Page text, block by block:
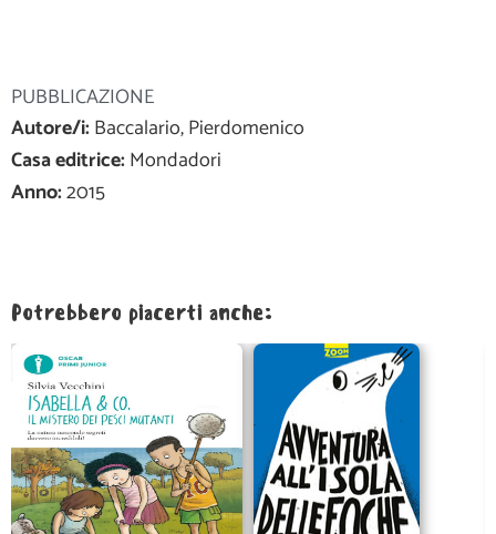
PUBBLICAZIONE
Autore/i:Baccalario, Pierdomenico
Casa editrice:Mondadori
Anno:2015
Potrebbero piacerti anche: